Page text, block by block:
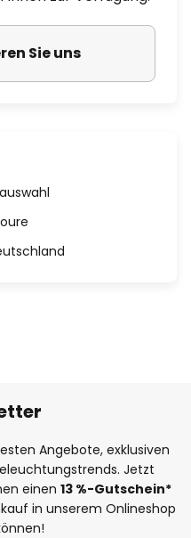
Sie uns
Angebote, exklusiven
Jetzt
einen 13 %-Gutschein*
in unserem Onlineshop